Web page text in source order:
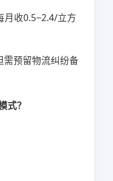
月收0.5−2.4/立方
需预留物流纠纷备
式？​